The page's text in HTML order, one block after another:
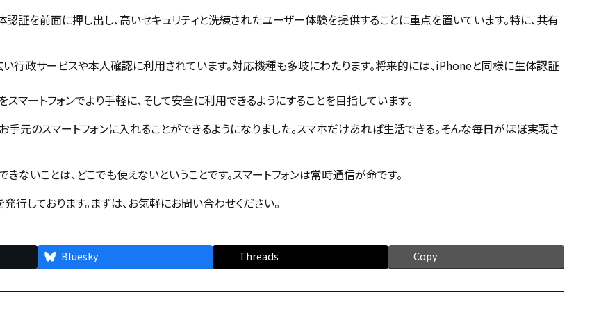
証を前面に押し出し、高いセキュリティと洗練されたユーザー体験を提供することに重点を置いています。特に、共有
行政サービスや本人確認に利用されています。対応機種も多岐にわたります。将来的には、iPhoneと同様に生体認証
マートフォンでより手軽に、そして安全に利用できるようにすることを目指しています。
手元のスマートフォンに入れることができるようになりました。スマホだけあれば生活できる。そんな毎日がほぼ実現さ
ないことは、どこでも使えないということです。スマートフォンは常時通信が命です。
しております。まずは、お気軽にお問い合わせください。
Bluesky Threads Copy